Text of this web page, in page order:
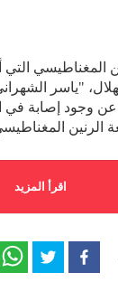
المغناطيسي التي
"ياسر
وجود إصابة في
الرنين
اقرأ المزيد